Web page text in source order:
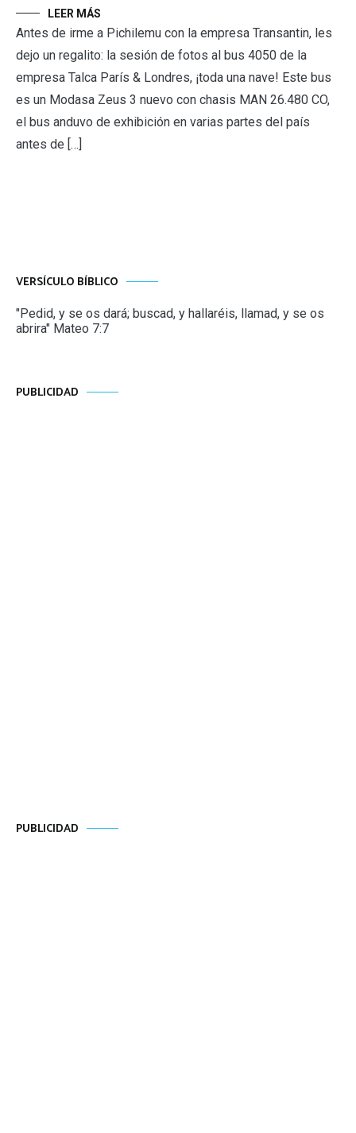
LEER MÁS
Antes de irme a Pichilemu con la empresa Transantin, les
dejo un regalito: la sesión de fotos al bus 4050 de la
empresa Talca París & Londres, ¡toda una nave! Este bus
es un Modasa Zeus 3 nuevo con chasis MAN 26.480 CO,
el bus anduvo de exhibición en varias partes del país
antes de […]
VERSÍCULO BÍBLICO
"Pedid, y se os dará; buscad, y hallaréis, llamad, y se os
abrira" Mateo 7:7
PUBLICIDAD
PUBLICIDAD